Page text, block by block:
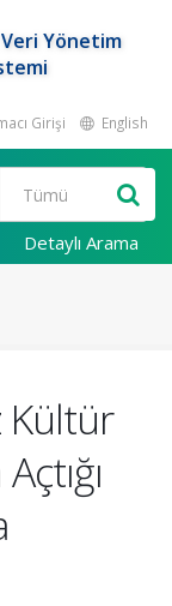
Yönetim
Girişi English
Detaylı Arama
Kültür